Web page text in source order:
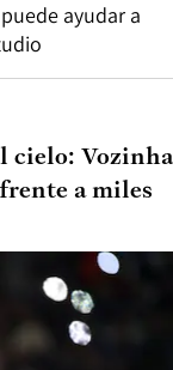
ayudar a
cielo: Vozinha
a miles